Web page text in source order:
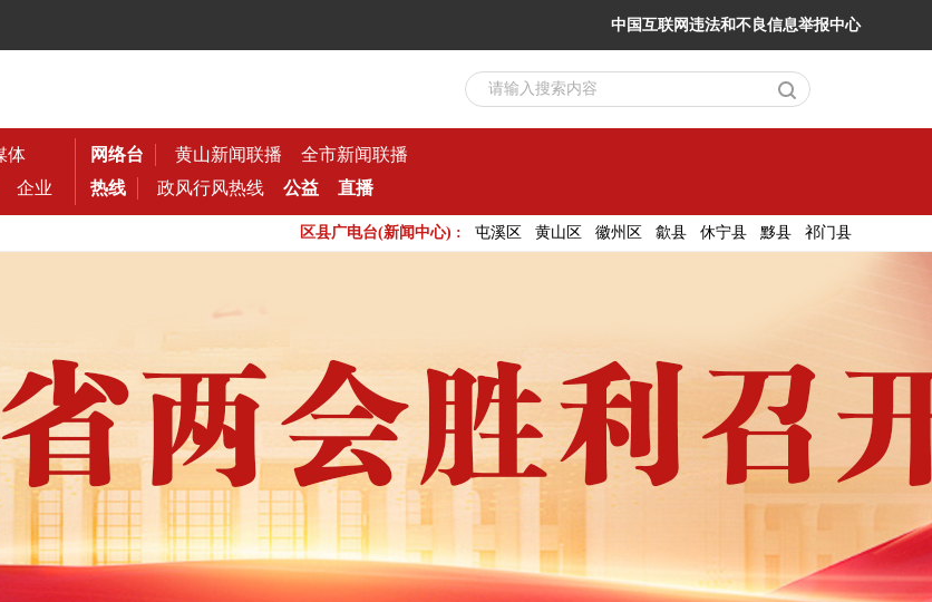
中国互联网违法和不良信息举报中心
请输入搜索内容
体
企业
网络台 黄山新闻联播
全市新闻联播
热线
政风行风热线 公益 直播
区县广电台(新闻中心) : 屯溪区 黄山区 徽州区 歙县 休宁县 黟县 祁门县